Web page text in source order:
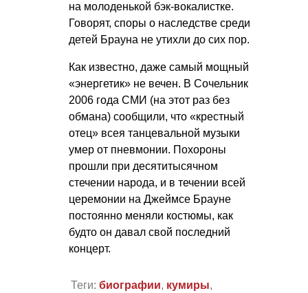
на молоденькой бэк-вокалистке.
Говорят, споры о наследстве среди
детей Брауна не утихли до сих пор.
Как известно, даже самый мощный
«энергетик» не вечен. В Сочельник
2006 года СМИ (на этот раз без
обмана) сообщили, что «крестный
отец» всея танцевальной музыки
умер от пневмонии. Похороны
прошли при десятитысячном
стечении народа, и в течении всей
церемонии на Джеймсе Брауне
постоянно меняли костюмы, как
будто он давал свой последний
концерт.
Теги: биографии, кумиры,